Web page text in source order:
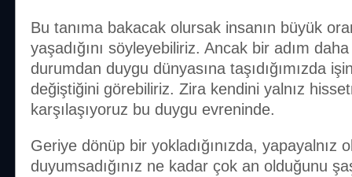
Bu tanıma bakacak olursak insanın büyük
yaşadığını söyleyebiliriz. Ancak bir adım daha
durumdan duygu dünyasına taşıdığımızda
değiştiğini görebiliriz. Zira kendini yalnız
karşılaşıyoruz bu duygu evreninde.
Geriye dönüp bir yokladığınızda, yapayalnız
duyumsadığınız ne kadar çok an olduğunu